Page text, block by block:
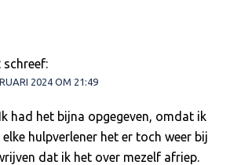
schreef:
2024 OM 21:49
had het bijna opgegeven, omdat ik
hulpverlener het er toch weer bij
dat ik het over mezelf afriep.